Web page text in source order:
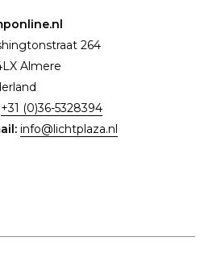
264
Almere
+31 (0)36-5328394
info@lichtplaza.nl